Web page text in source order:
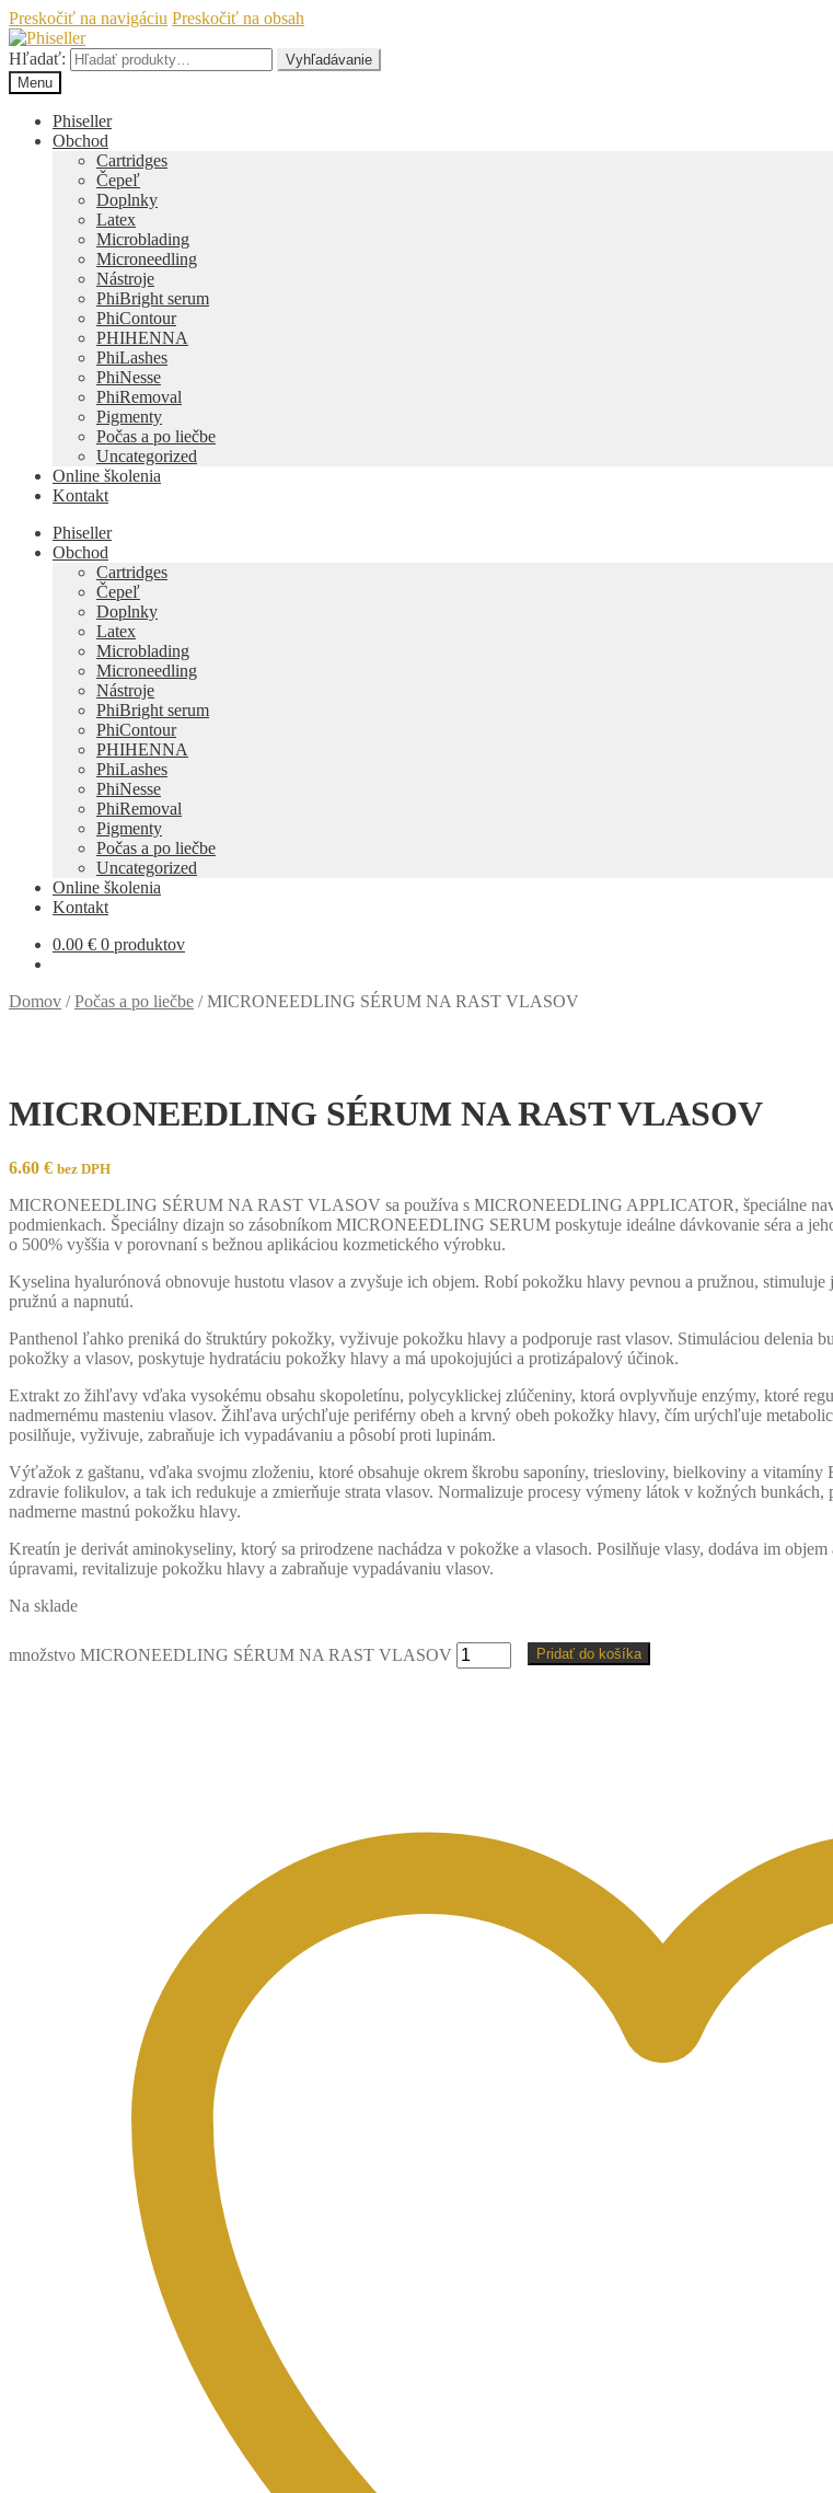
Preskočiť na navigáciu Preskočiť na obsah
Hľadať:
Vyhľadávanie
Menu
Phiseller
Obchod
Cartridges
Čepeľ
Doplnky
Latex
Microblading
Microneedling
Nástroje
PhiBright serum
PhiContour
PHIHENNA
PhiLashes
PhiNesse
PhiRemoval
Pigmenty
Počas a po liečbe
Uncategorized
Online školenia
Kontakt
Phiseller
Obchod
Cartridges
Čepeľ
Doplnky
Latex
Microblading
Microneedling
Nástroje
PhiBright serum
PhiContour
PHIHENNA
PhiLashes
PhiNesse
PhiRemoval
Pigmenty
Počas a po liečbe
Uncategorized
Online školenia
Kontakt
0.00 € 0 produktov
Domov /Počas a po liečbe /MICRONEEDLING SÉRUM NA RAST VLASOV
MICRONEEDLING SÉRUM NA RAST VLASOV
6.60 € bez DPH
MICRONEEDLING SÉRUM NA RAST VLASOV sa používa s MICRONEEDLING APPLICATOR, špeciálne
podmienkach. Špeciálny dizajn so zásobníkom MICRONEEDLING SERUM poskytuje ideálne dávkovanie séra a
o 500% vyššia v porovnaní s bežnou aplikáciou kozmetického výrobku.
Kyselina hyalurónová obnovuje hustotu vlasov a zvyšuje ich objem. Robí pokožku hlavy pevnou a pružnou,
pružnú a napnutú.
Panthenol ľahko preniká do štruktúry pokožky, vyživuje pokožku hlavy a podporuje rast vlasov. Stimuláciou delenia
pokožky a vlasov, poskytuje hydratáciu pokožky hlavy a má upokojujúci a protizápalový účinok.
Extrakt zo žihľavy vďaka vysokému obsahu skopoletínu, polycyklickej zlúčeniny, ktorá ovplyvňuje enzýmy, ktoré
nadmernému masteniu vlasov. Žihľava urýchľuje periférny obeh a krvný obeh pokožky hlavy, čím urýchľuje
posilňuje, vyživuje, zabraňuje ich vypadávaniu a pôsobí proti lupinám.
Výťažok z gaštanu, vďaka svojmu zloženiu, ktoré obsahuje okrem škrobu saponíny, triesloviny, bielkoviny a
zdravie folikulov, a tak ich redukuje a zmierňuje strata vlasov. Normalizuje procesy výmeny látok v kožných
nadmerne mastnú pokožku hlavy.
Kreatín je derivát aminokyseliny, ktorý sa prirodzene nachádza v pokožke a vlasoch. Posilňuje vlasy, dodáva im
úpravami, revitalizuje pokožku hlavy a zabraňuje vypadávaniu vlasov.
Na sklade
množstvo MICRONEEDLING SÉRUM NA RAST VLASOV Pridať do košíka